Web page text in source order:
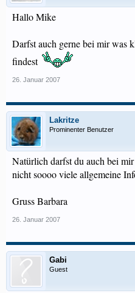
Hallo Mike
Darfst auch gerne bei mir was
findest
26. Januar 2007
Lakritze
Prominenter Benutzer
Natürlich darfst du auch bei
nicht soooo viele allgemeine
Gruss Barbara
26. Januar 2007
Gabi
Guest